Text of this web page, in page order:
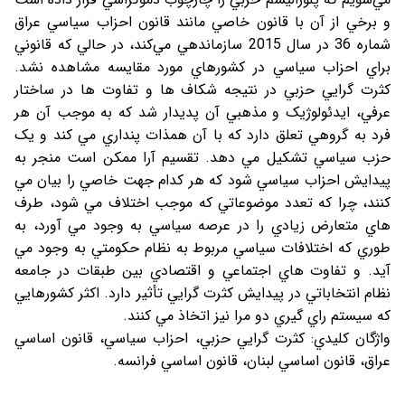
و برخي از آن با قانون خاصي مانند قانون احزاب سياسي عراق
شماره 36 در سال 2015 سازماندهي مي‌کند، در حالي که قانوني
براي احزاب سياسي در کشورهاي مورد مقايسه مشاهده نشد.
کثرت گرايي حزبي در نتيجه شکاف ها و تفاوت ها در ساختار
عرفي، ايدئولوژيک و مذهبي آن پديدار شد که به موجب آن هر
فرد به گروهي تعلق دارد که با آن همذات پنداري مي کند و يک
حزب سياسي تشکيل مي دهد. تقسيم آرا ممکن است منجر به
پيدايش احزاب سياسي شود که هر کدام جهت خاصي را بيان مي
کنند، چرا که تعدد موضوعاتي که موجب اختلاف مي شود، طرف
هاي متعارض زيادي را در عرصه سياسي به وجود مي آورد، به
طوري که اختلافات سياسي مربوط به نظام حکومتي به وجود مي
آيد. و تفاوت هاي اجتماعي و اقتصادي بين طبقات در جامعه
نظام انتخاباتي در پيدايش کثرت گرايي تأثير دارد. اکثر کشورهايي
که سيستم راي گيري دو مرا نيز اتخاذ مي کنند.
واژگان کليدي: کثرت گرايي حزبي، احزاب سياسي، قانون اساسي
عراق، قانون اساسي لبنان، قانون اساسي فرانسه.